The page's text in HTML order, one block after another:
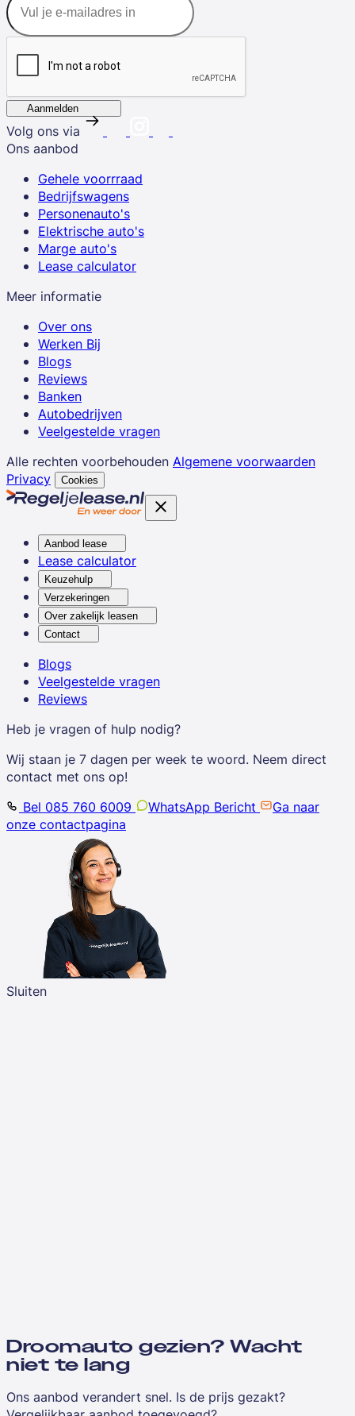
Aanmelden
Volg ons via
Ons aanbod
Gehele voorrraad
Bedrijfswagens
Personenauto's
Elektrische auto's
Marge auto's
Lease calculator
Meer informatie
Over ons
Werken Bij
Blogs
Reviews
Banken
Autobedrijven
Veelgestelde vragen
Alle rechten voorbehouden Algemene voorwaarden
Privacy
Cookies
Aanbod lease
Lease calculator
Keuzehulp
Verzekeringen
Over zakelijk leasen
Contact
Blogs
Veelgestelde vragen
Reviews
Heb je vragen of hulp nodig?
Wij staan je 7 dagen per week te woord. Neem direct
contact met ons op!
Bel 085 760 6009
WhatsApp Bericht
Ga naar
onze contactpagina
Sluiten
Droomauto gezien? Wacht
niet te lang
Ons aanbod verandert snel. Is de prijs gezakt?